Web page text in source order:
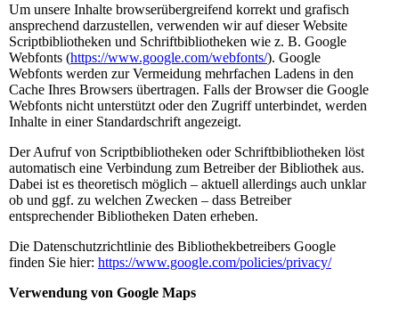
Um unsere Inhalte browserübergreifend korrekt und grafisch
ansprechend darzustellen, verwenden wir auf dieser Website
Scriptbibliotheken und Schriftbibliotheken wie z. B. Google
Webfonts (https://www.google.com/webfonts/). Google
Webfonts werden zur Vermeidung mehrfachen Ladens in den
Cache Ihres Browsers übertragen. Falls der Browser die Google
Webfonts nicht unterstützt oder den Zugriff unterbindet, werden
Inhalte in einer Standardschrift angezeigt.
Der Aufruf von Scriptbibliotheken oder Schriftbibliotheken löst
automatisch eine Verbindung zum Betreiber der Bibliothek aus.
Dabei ist es theoretisch möglich – aktuell allerdings auch unklar
ob und ggf. zu welchen Zwecken – dass Betreiber
entsprechender Bibliotheken Daten erheben.
Die Datenschutzrichtlinie des Bibliothekbetreibers Google
finden Sie hier: https://www.google.com/policies/privacy/
Verwendung von Google Maps